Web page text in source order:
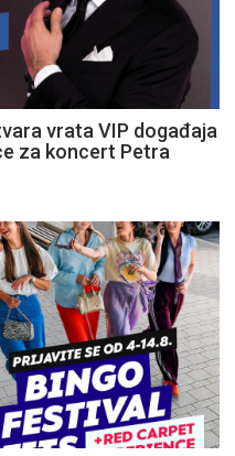
vrata VIP događaja
za koncert Petra